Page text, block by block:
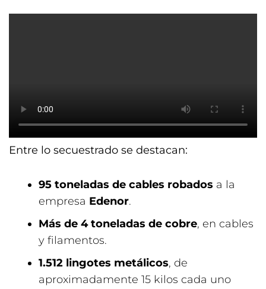
Entre lo secuestrado se destacan:
95 toneladas de cables robados a la
empresa Edenor.
Más de 4 toneladas de cobre, en cables
y filamentos.
1.512 lingotes metálicos, de
aproximadamente 15 kilos cada uno